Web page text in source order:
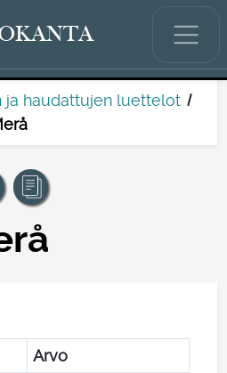
ja haudattujen luettelot
Arvo